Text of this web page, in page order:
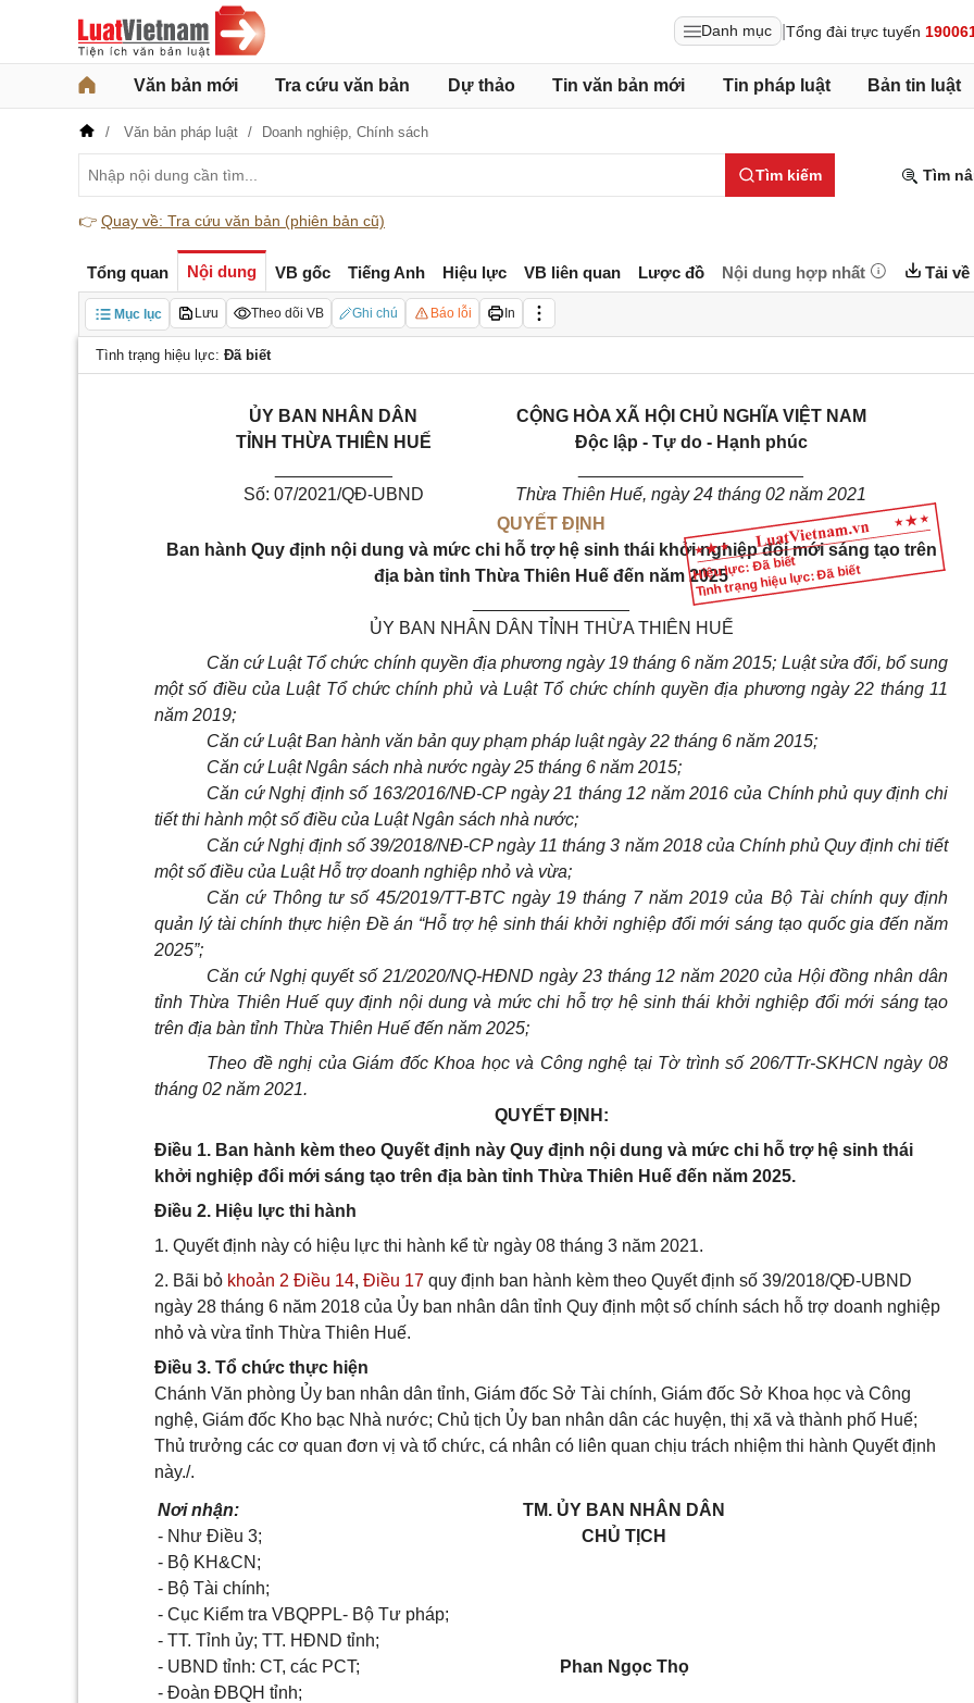
Danh mục Tổng đài trực tuyến
Văn bản mới Tra cứu văn bản Dự thảo Tin văn bản mới Tin pháp luật Bản tin luật
Văn bản pháp luật Doanh nghiệp, Chính sách
Tìm kiếm Tìm
👉 Quay về: Tra cứu văn bản (phiên bản cũ)
Tổng quan Nội dung VB gốc Tiếng Anh Hiệu lực VB liên quan Lược đồ Nội dung hợp nhất Tải về
Mục lục Lưu Theo dõi VB Ghi chú Báo lỗi In
Tình trạng hiệu lực: Đã biết
Hiệu lực: Đã biết
Tình trạng hiệu lực: Đã biết
ỦY BAN NHÂN DÂN
TỈNH THỪA THIÊN HUẾ
Số: 07/2021/QĐ-UBND
CỘNG HÒA XÃ HỘI CHỦ NGHĨA VIỆT NAM
Độc lập - Tự do - Hạnh phúc
Thừa Thiên Huế, ngày24 tháng 02 năm 2021
QUYẾT ĐỊNH
Ban hành Quy định nội dung và mức chi hỗ trợ hệ sinh thái khởi nghiệp đổi mới sáng tạo trên
địa bàn tỉnh Thừa Thiên Huế đến năm 2025
ỦY BAN NHÂN DÂN TỈNH THỪA THIÊN HUẾ
Căn cứ Luật Tổ chức chính quyền địa phương ngày 19 tháng 6 năm 2015; Luật sửa đổi, bổ sung
một số điều của Luật Tổ chức chính phủ và Luật Tổ chức chính quyền địa phương ngày 22 tháng 11
năm 2019;
Căn cứ Luật Ban hành văn bản quy phạm pháp luật ngày 22 tháng 6 năm 2015;
Căn cứ Luật Ngân sách nhà nước ngày 25 tháng 6 năm 2015;
Căn cứ Nghị định số 163/2016/NĐ-CP ngày 21 tháng 12 năm 2016 của Chính phủ quy định chi
tiết thi hành một số điều của Luật Ngân sách nhà nước;
Căn cứ Nghị định số 39/2018/NĐ-CP ngày 11 tháng 3 năm 2018 của Chính phủ Quy định chi tiết
một số điều của Luật Hỗ trợ doanh nghiệp nhỏ và vừa;
Căn cứ Thông tư số 45/2019/TT-BTC ngày 19 tháng 7 năm 2019 của Bộ Tài chính quy định
quản lý tài chính thực hiện Đề án “Hỗ trợ hệ sinh thái khởi nghiệp đổi mới sáng tạo quốc gia đến năm
2025”;
Căn cứ Nghị quyết số 21/2020/NQ-HĐND ngày 23 tháng 12 năm 2020 của Hội đồng nhân dân
tỉnh Thừa Thiên Huế quy định nội dung và mức chi hỗ trợ hệ sinh thái khởi nghiệp đổi mới sáng tạo
trên địa bàn tỉnh Thừa Thiên Huế đến năm 2025;
Theo đề nghị của Giám đốc Khoa học và Công nghệ tại Tờ trình số 206/TTr-SKHCN ngày 08
tháng 02 năm 2021.
QUYẾT ĐỊNH:
Điều 1. Ban hành kèm theo Quyết định này Quy định nội dung và mức chi hỗ trợ hệ sinh thái
khởi nghiệp đổi mới sáng tạo trên địa bàn tỉnh Thừa Thiên Huế đến năm 2025.
Điều 2. Hiệu lực thi hành
1. Quyết định này có hiệu lực thi hành kể từ ngày 08 tháng 3 năm 2021.
2. Bãi bỏ khoản 2 Điều 14, Điều 17 quy định ban hành kèm theo Quyết định số 39/2018/QĐ-UBND
ngày 28 tháng 6 năm 2018 của Ủy ban nhân dân tỉnh Quy định một số chính sách hỗ trợ doanh nghiệp
nhỏ và vừa tỉnh Thừa Thiên Huế.
Điều 3. Tổ chức thực hiện
Chánh Văn phòng Ủy ban nhân dân tỉnh, Giám đốc Sở Tài chính, Giám đốc Sở Khoa học và Công
nghệ, Giám đốc Kho bạc Nhà nước; Chủ tịch Ủy ban nhân dân các huyện, thị xã và thành phố Huế;
Thủ trưởng các cơ quan đơn vị và tổ chức, cá nhân có liên quan chịu trách nhiệm thi hành Quyết định
này./.
Nơi nhận:
- Như Điều 3;
- Bộ KH&CN;
- Bộ Tài chính;
- Cục Kiểm tra VBQPPL- Bộ Tư pháp;
- TT. Tỉnh ủy; TT. HĐND tỉnh;
- UBND tỉnh: CT, các PCT;
- Đoàn ĐBQH tỉnh;
TM. ỦY BAN NHÂN DÂN
CHỦ TỊCH
Phan Ngọc Thọ